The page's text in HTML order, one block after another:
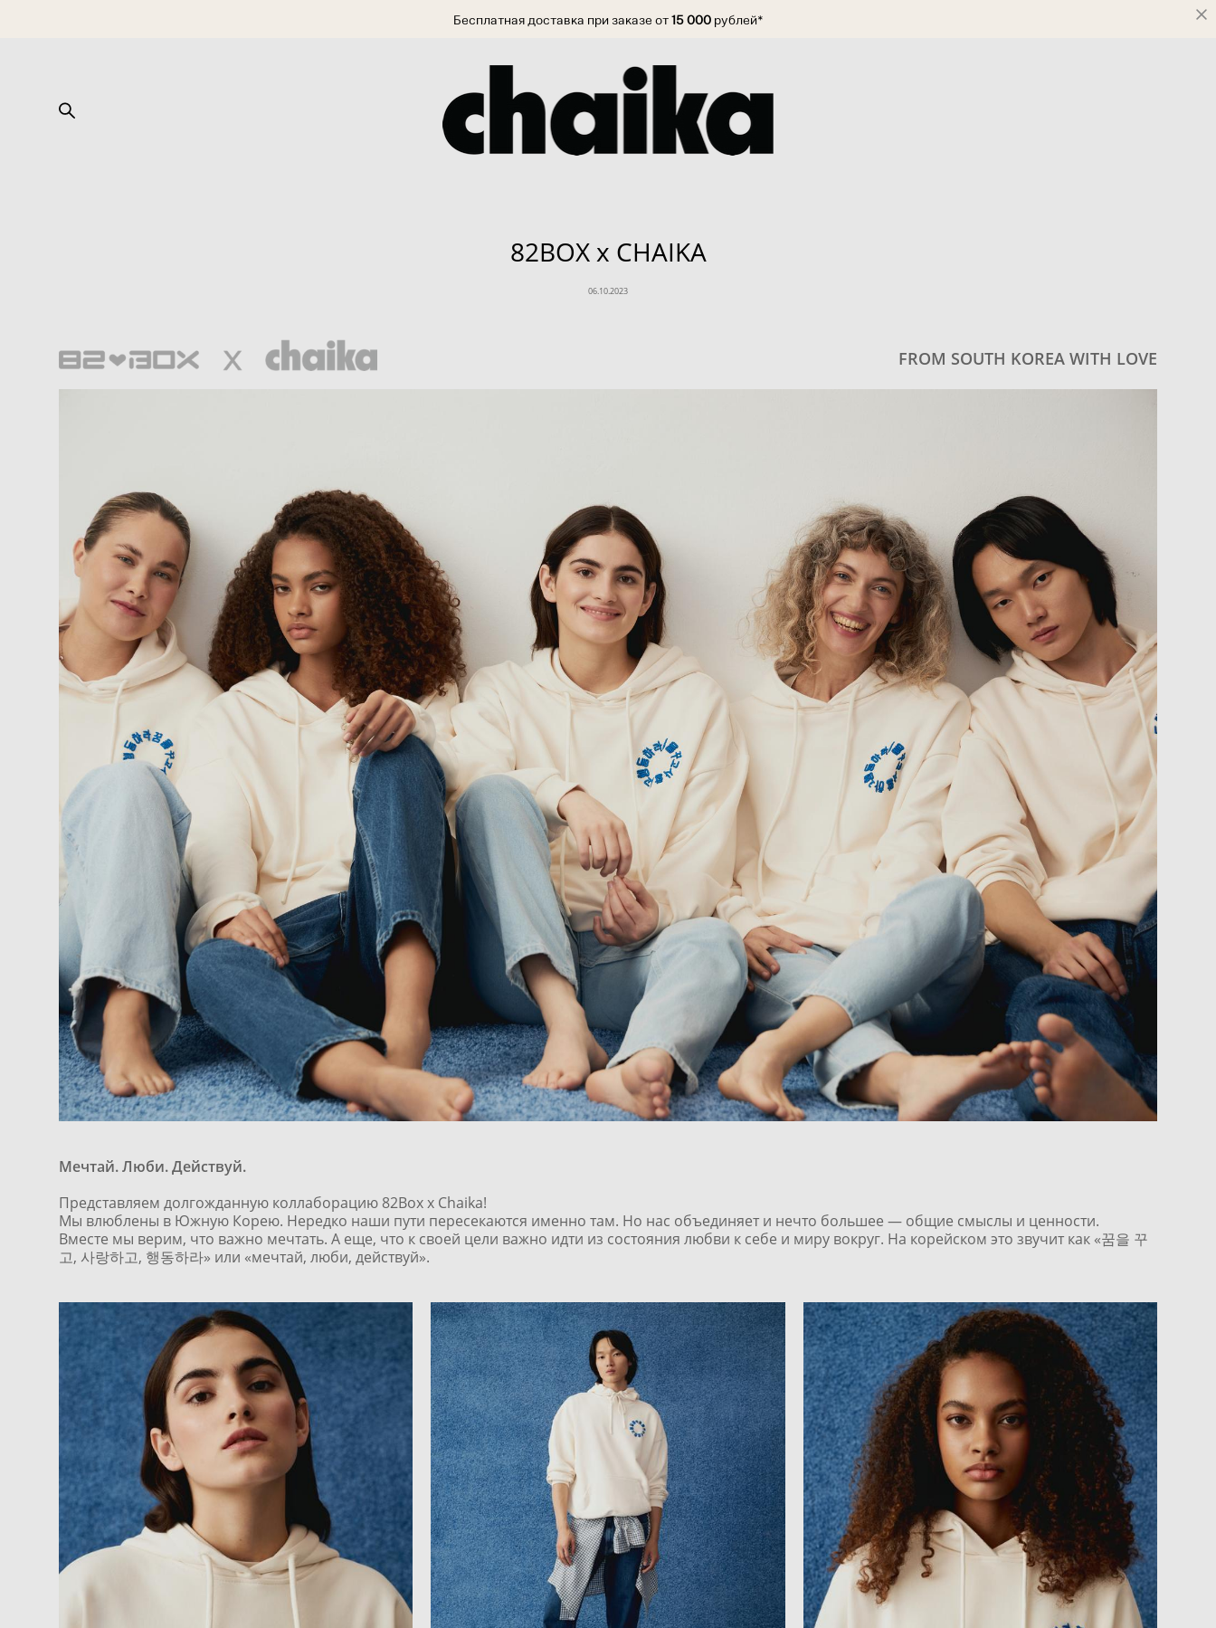
Бесплатная доставка при заказе от15 000рублей*
82BOX x CHAIKA
06.10.2023
FROM SOUTH KOREA WITH LOVE
Мечтай. Люби. Действуй.
Представляем долгожданную коллаборацию 82Box x Chaika!
Мы влюблены в Южную Корею. Нередко наши пути пересекаются именно там. Но нас объединяет и нечто большее — общие смыслы и ценности.
Вместе мы верим, что важно мечтать. А еще, что к своей цели важно идти из состояния любви к себе и миру вокруг. На корейском это звучит как «꿈을 꾸
고, 사랑하고, 행동하라» или «мечтай, люби, действуй».